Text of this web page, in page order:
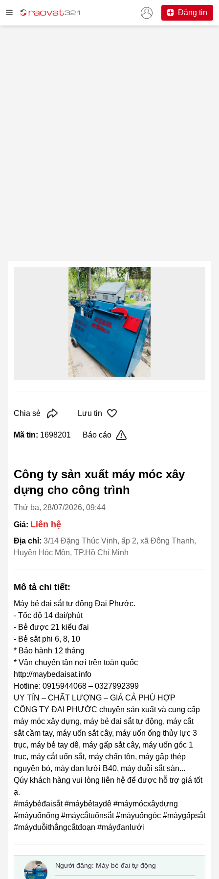
Đăng tin
Chia sẻ Lưu tin
Mã tin: 1698201 Báo cáo
Công ty sản xuất máy móc xây
dựng cho công trình
Thứ ba, 28/07/2026, 09:44
Giá: Liên hệ
Địa chỉ: 3/14 Đặng Thúc Vịnh, ấp 2, xã Đông Thạnh,
Huyện Hóc Môn, TP.Hồ Chí Minh
Mô tả chi tiết:
Máy bẻ đai sắt tự động Đại Phước.
- Tốc độ 14 đai/phút
- Bẻ được 21 kiểu đai
- Bẻ sắt phi 6, 8, 10
* Bảo hành 12 tháng
* Vận chuyển tận nơi trên toàn quốc
http://maybedaisat.info
Hotline: 0915944068 – 0327992399
UY TÍN – CHẤT LƯỢNG – GIÁ CẢ PHÙ HỢP
CÔNG TY ĐẠI PHƯỚC chuyên sản xuất và cung cấp
máy móc xây dựng, máy bẻ đai sắt tự động, máy cắt
sắt cầm tay, máy uốn sắt cây, máy uốn ống thủy lực 3
trục, máy bẻ tay dê, máy gấp sắt cây, máy uốn góc 1
trục, máy cắt uốn sắt, máy chấn tôn, máy gập thép
nguyên bó, máy đan lưới B40, máy duỗi sắt sàn...
Qúy khách hàng vui lòng liên hệ để được hỗ trợ giá tốt
ạ.
#máybẻđaisắt #máybẻtaydê #máymócxâydựng
#máyuốnống #máycắtuốnsắt #máyuốngóc #máygấpsắt
#máyduỗithẳngcắtđoạn #máyđanlưới
Người đăng: Máy bẻ đai tự động